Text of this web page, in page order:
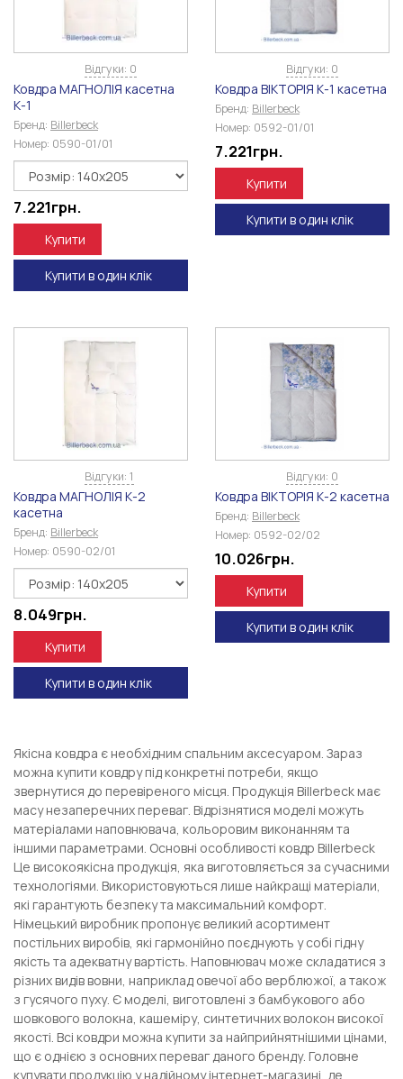
Відгуки: 0
Ковдра МАГНОЛІЯ касетна
К-1
Бренд: Billerbeck
Номер: 0590-01/01
7.221грн.
Купити
Купити в один клік
Відгуки: 0
Ковдра ВІКТОРІЯ К-1 касетна
Бренд: Billerbeck
Номер: 0592-01/01
7.221грн.
Купити
Купити в один клік
Відгуки: 1
Ковдра МАГНОЛІЯ К-2
касетна
Бренд: Billerbeck
Номер: 0590-02/01
8.049грн.
Купити
Купити в один клік
Відгуки: 0
Ковдра ВІКТОРІЯ К-2 касетна
Бренд: Billerbeck
Номер: 0592-02/02
10.026грн.
Купити
Купити в один клік
Якісна ковдра є необхідним спальним аксесуаром. Зараз
можна купити ковдру під конкретні потреби, якщо
звернутися до перевіреного місця. Продукція Billerbeck має
масу незаперечних переваг. Відрізнятися моделі можуть
матеріалами наповнювача, кольоровим виконанням та
іншими параметрами. Основні особливості ковдр Billerbeck
Це високоякісна продукція, яка виготовляється за сучасними
технологіями. Використовуються лише найкращі матеріали,
які гарантують безпеку та максимальний комфорт.
Німецький виробник пропонує великий асортимент
постільних виробів, які гармонійно поєднують у собі гідну
якість та адекватну вартість. Наповнювач може складатися з
різних видів вовни, наприклад овечої або верблюжої, а також
з гусячого пуху. Є моделі, виготовлені з бамбукового або
шовкового волокна, кашеміру, синтетичних волокон високої
якості. Всі ковдри можна купити за найприйнятнішими цінами,
що є однією з основних переваг даного бренду. Головне
купувати продукцію у надійному інтернет-магазині, де